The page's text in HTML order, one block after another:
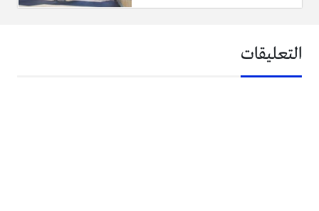
التعليقات